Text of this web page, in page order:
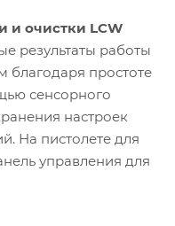
и очистки LCW
результаты работы
простоте
сенсорного
настроек
На пистолете для
управления для